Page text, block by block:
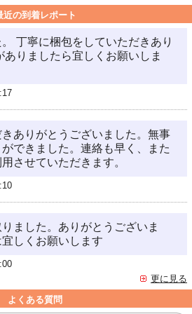
近の到着レポート
丁寧に梱包をしていただきあり
りましたら宜しくお願いしま
ありがとうございました。無事
できました。連絡も早く、また
させていただきます。
ました。ありがとうございま
しくお願いします
更に見る
よくある質問